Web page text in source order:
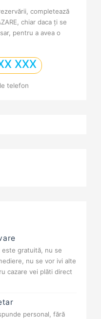
completează
chiar daca ți se
pentru a avea o
XXX
telefon
este gratuită, nu se
nu se vor ivi alte
cazare vei plăti direct
personal, fără